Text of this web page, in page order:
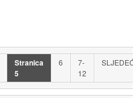
Stranica
5
6
7-
12